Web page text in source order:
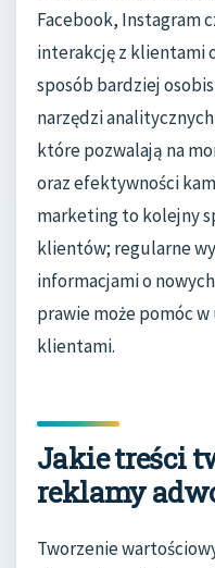
Facebook, Instagram
interakcję z klientami
sposób bardziej
narzędzi
które pozwalają na
oraz efektywności
marketing to kolejny
klientów; regularne
informacjami o
prawie może pomóc
klientami.
Jakie treści
reklamy
Tworzenie